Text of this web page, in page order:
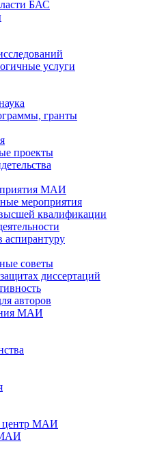
БАС
услуги
гранты
проекты
МАИ
мероприятия
квалификации
аспирантуру
советы
диссертаций
авторов
МАИ
центр МАИ